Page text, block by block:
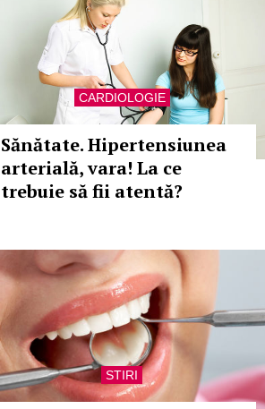
CARDIOLOGIE
Sănătate. Hipertensiunea
arterială, vara! La ce
trebuie să fii atentă?
STIRI